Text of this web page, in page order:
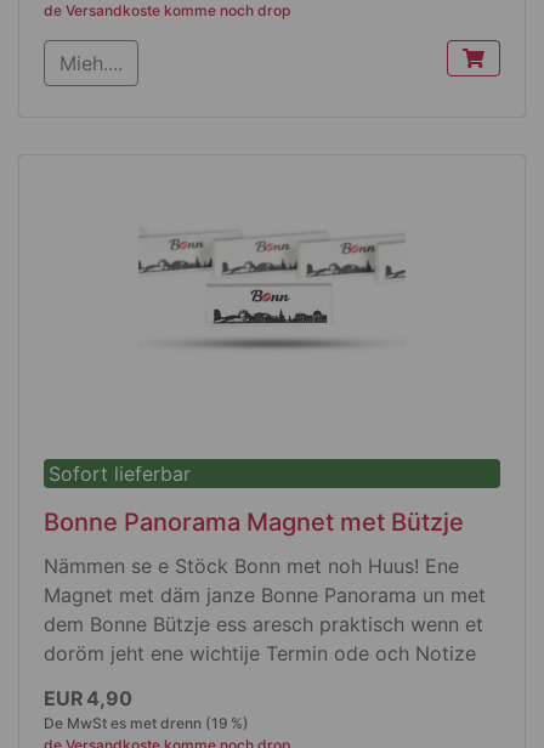
Produktdetails
am Hals un aan de Ärmele, die Seggenöht
senn stabil un rieße net flöck
E aadich Nackeband un e fing jestrick
Bündche maachen e schön Brössje
de Versandkoste komme noch drop
Mieh....
Sofort lieferbar
Bonne Panorama Magnet met Bützje
Nämmen se e Stöck Bonn met noh Huus! Ene
Magnet met däm janze Bonne Panorama un met
dem Bonne Bützje ess aresch praktisch wenn et
doröm jeht ene wichtije Termin ode och Notize
heh am Kühlschrank. Ode wollle se vejesse wann
se et näkste Mol Bonn besöcke wolle?
EUR 4,90
De MwSt es met drenn (19 %)